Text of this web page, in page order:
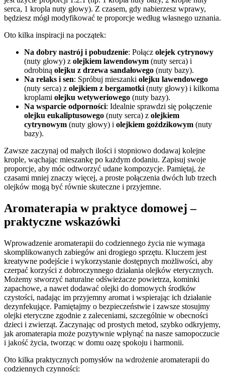
serca, 1 kropla nuty głowy). Z czasem, gdy nabierzesz wprawy,
będziesz mógł modyfikować te proporcje według własnego uznania.
Oto kilka inspiracji na początek:
Na dobry nastrój i pobudzenie: Połącz olejek cytrynowy
(nuty głowy) z olejkiem lawendowym (nuty serca) i
odrobiną olejku z drzewa sandałowego (nuty bazy).
Na relaks i sen: Spróbuj mieszanki olejku lawendowego
(nuty serca) z olejkiem z bergamotki (nuty głowy) i kilkoma
kroplami olejku wetyweriowego (nuty bazy).
Na wsparcie odporności: Idealnie sprawdzi się połączenie
olejku eukaliptusowego (nuty serca) z olejkiem
cytrynowym (nuty głowy) i olejkiem goździkowym (nuty
bazy).
Zawsze zaczynaj od małych ilości i stopniowo dodawaj kolejne
krople, wąchając mieszankę po każdym dodaniu. Zapisuj swoje
proporcje, aby móc odtworzyć udane kompozycje. Pamiętaj, że
czasami mniej znaczy więcej, a proste połączenia dwóch lub trzech
olejków mogą być równie skuteczne i przyjemne.
Aromaterapia w praktyce domowej –
praktyczne wskazówki
Wprowadzenie aromaterapii do codziennego życia nie wymaga
skomplikowanych zabiegów ani drogiego sprzętu. Kluczem jest
kreatywne podejście i wykorzystanie dostępnych możliwości, aby
czerpać korzyści z dobroczynnego działania olejków eterycznych.
Możemy stworzyć naturalne odświeżacze powietrza, kominki
zapachowe, a nawet dodawać olejki do domowych środków
czystości, nadając im przyjemny aromat i wspierając ich działanie
dezynfekujące. Pamiętajmy o bezpieczeństwie i zawsze stosujmy
olejki eteryczne zgodnie z zaleceniami, szczególnie w obecności
dzieci i zwierząt. Zaczynając od prostych metod, szybko odkryjemy,
jak aromaterapia może pozytywnie wpłynąć na nasze samopoczucie
i jakość życia, tworząc w domu oazę spokoju i harmonii.
Oto kilka praktycznych pomysłów na wdrożenie aromaterapii do
codziennych czynności: